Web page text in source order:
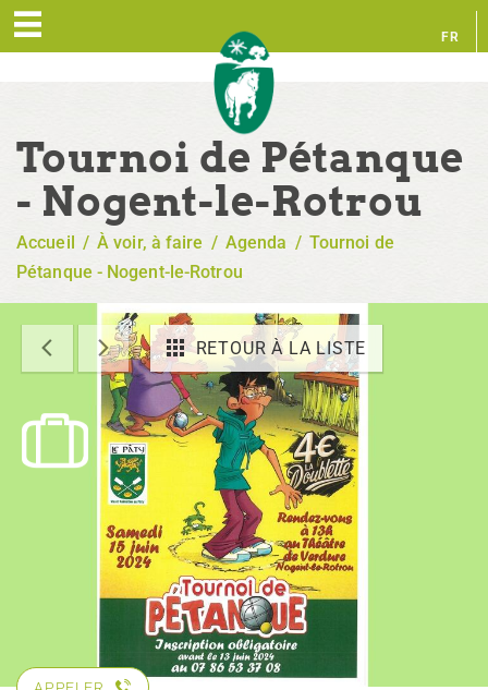
FR
Tournoi de Pétanque
- Nogent-le-Rotrou
Accueil / À voir, à faire / Agenda / Tournoi de
Pétanque - Nogent-le-Rotrou
RETOUR À LA LISTE